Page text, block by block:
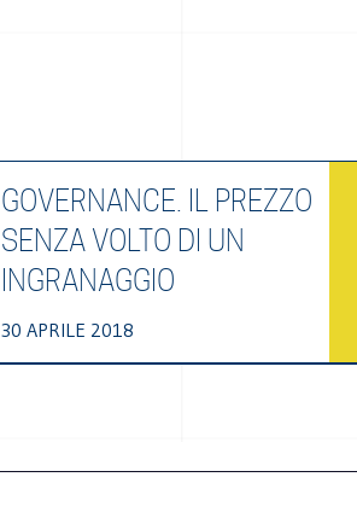
GOVERNANCE. IL PREZZO
SENZA VOLTO DI UN
INGRANAGGIO
30 APRILE 2018